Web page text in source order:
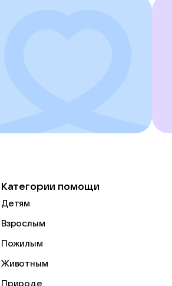
Категории помощи
Детям
Взрослым
Пожилым
Животным
Природе